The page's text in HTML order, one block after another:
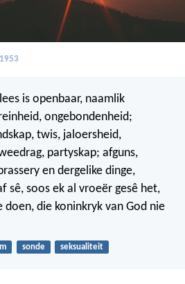
is openbaar, naamlik
ongebondenheid;
twis, jaloersheid,
partyskap; afguns,
en dergelike dinge,
sê, soos ek al vroeër gesê het,
doen, die koninkryk van God nie
sonde seksualiteit